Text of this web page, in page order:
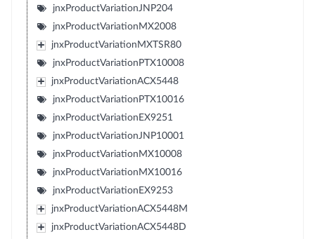
jnxProductVariationJNP204
jnxProductVariationMX2008
jnxProductVariationMXTSR80
jnxProductVariationPTX10008
jnxProductVariationACX5448
jnxProductVariationPTX10016
jnxProductVariationEX9251
jnxProductVariationJNP10001
jnxProductVariationMX10008
jnxProductVariationMX10016
jnxProductVariationEX9253
jnxProductVariationACX5448M
jnxProductVariationACX5448D